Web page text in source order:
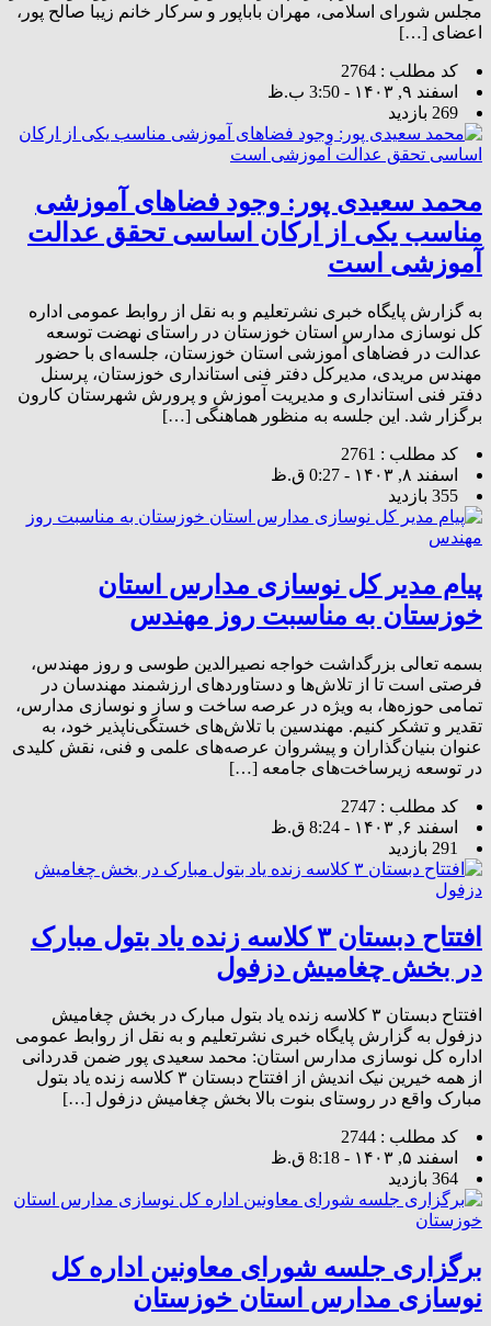
مجلس شورای اسلامی، مهران باباپور و سرکار خانم زیبا صالح پور،
اعضای […]
کد مطلب : 2764
اسفند ۹, ۱۴۰۳ - 3:50 ب.ظ
269 بازدید
محمد سعیدی پور: وجود فضاهای آموزشی
مناسب یکی از ارکان اساسی تحقق عدالت
آموزشی است
به گزارش پایگاه خبری نشرتعلیم و به نقل از روابط عمومی اداره
کل نوسازی مدارس استان خوزستان در راستای نهضت توسعه
عدالت در فضاهای آموزشی استان خوزستان، جلسه‌ای با حضور
مهندس مریدی، مدیرکل دفتر فنی استانداری خوزستان، پرسنل
دفتر فنی استانداری و مدیریت آموزش و پرورش شهرستان کارون
برگزار شد. این جلسه به منظور هماهنگی […]
کد مطلب : 2761
اسفند ۸, ۱۴۰۳ - 0:27 ق.ظ
355 بازدید
پیام مدیر کل نوسازی مدارس استان
خوزستان به مناسبت روز مهندس
بسمه تعالی بزرگداشت خواجه نصیرالدین طوسی و روز مهندس،
فرصتی است تا از تلاش‌ها و دستاوردهای ارزشمند مهندسان در
تمامی حوزه‌ها، به ویژه در عرصه ساخت و ساز و نوسازی مدارس،
تقدیر و تشکر کنیم. مهندسین با تلاش‌های خستگی‌ناپذیر خود، به
عنوان بنیان‌گذاران و پیشروان عرصه‌های علمی و فنی، نقش کلیدی
در توسعه زیرساخت‌های جامعه […]
کد مطلب : 2747
اسفند ۶, ۱۴۰۳ - 8:24 ق.ظ
291 بازدید
افتتاح دبستان ۳ کلاسه زنده یاد بتول مبارک
در بخش چغامیش دزفول
افتتاح دبستان ۳ کلاسه زنده یاد بتول مبارک در بخش چغامیش
دزفول به گزارش پایگاه خبری نشرتعلیم و به نقل از روابط عمومی
اداره کل نوسازی مدارس استان: محمد سعیدی پور ضمن قدردانی
از همه خیرین نیک اندیش از افتتاح دبستان ۳ کلاسه زنده یاد بتول
مبارک واقع در روستای بنوت بالا بخش چغامیش دزفول […]
کد مطلب : 2744
اسفند ۵, ۱۴۰۳ - 8:18 ق.ظ
364 بازدید
برگزاری جلسه شورای معاونین اداره کل
نوسازی مدارس استان خوزستان